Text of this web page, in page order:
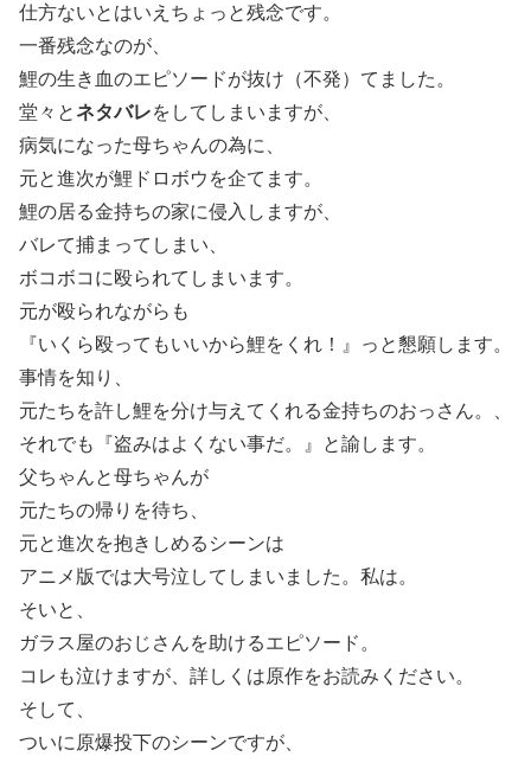
仕方ないとはいえちょっと残念です。
一番残念なのが、
鯉の生き血のエピソードが抜け（不発）てました。
堂々とネタバレをしてしまいますが、
病気になった母ちゃんの為に、
元と進次が鯉ドロボウを企てます。
鯉の居る金持ちの家に侵入しますが、
バレて捕まってしまい、
ボコボコに殴られてしまいます。
元が殴られながらも
『いくら殴ってもいいから鯉をくれ！』っと懇願します。
事情を知り、
元たちを許し鯉を分け与えてくれる金持ちのおっさん。、
それでも『盗みはよくない事だ。』と諭します。
父ちゃんと母ちゃんが
元たちの帰りを待ち、
元と進次を抱きしめるシーンは
アニメ版では大号泣してしまいました。私は。
そいと、
ガラス屋のおじさんを助けるエピソード。
コレも泣けますが、詳しくは原作をお読みください。
そして、
ついに原爆投下のシーンですが、